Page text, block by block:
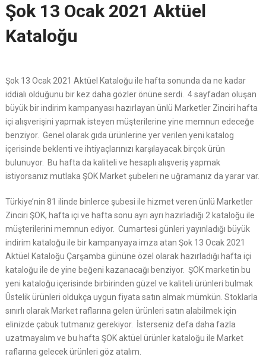
Şok 13 Ocak 2021 Aktüel
Kataloğu
Şok 13 Ocak 2021 Aktüel Kataloğu ile hafta sonunda da ne kadar
iddialı olduğunu bir kez daha gözler önüne serdi. 4 sayfadan oluşan
büyük bir indirim kampanyası hazırlayan ünlü Marketler Zinciri hafta
içi alışverişini yapmak isteyen müşterilerine yine memnun edeceğe
benziyor. Genel olarak gıda ürünlerine yer verilen yeni katalog
içerisinde beklenti ve ihtiyaçlarınızı karşılayacak birçok ürün
bulunuyor. Bu hafta da kaliteli ve hesaplı alışveriş yapmak
istiyorsanız mutlaka ŞOK Market şubeleri ne uğramanız da yarar var.
Türkiye’nin 81 ilinde binlerce şubesi ile hizmet veren ünlü Marketler
Zinciri ŞOK, hafta içi ve hafta sonu ayrı ayrı hazırladığı 2 kataloğu ile
müşterilerini memnun ediyor. Cumartesi günleri yayınladığı büyük
indirim kataloğu ile bir kampanyaya imza atan Şok 13 Ocak 2021
Aktüel Kataloğu Çarşamba gününe özel olarak hazırladığı hafta içi
kataloğu ile de yine beğeni kazanacağı benziyor. ŞOK marketin bu
yeni kataloğu içerisinde birbirinden güzel ve kaliteli ürünleri bulmak
Üstelik ürünleri oldukça uygun fiyata satın almak mümkün. Stoklarla
sınırlı olarak Market raflarına gelen ürünleri satın alabilmek için
elinizde çabuk tutmanız gerekiyor. İsterseniz defa daha fazla
uzatmayalım ve bu hafta ŞOK aktüel ürünler kataloğu ile Market
raflarına gelecek ürünleri göz atalım.